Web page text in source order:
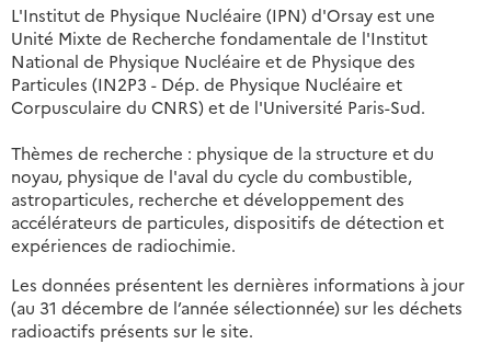
L'Institut de Physique Nucléaire (IPN) d'Orsay est une
Unité Mixte de Recherche fondamentale de l'Institut
National de Physique Nucléaire et de Physique des
Particules (IN2P3 - Dép. de Physique Nucléaire et
Corpusculaire du CNRS) et de l'Université Paris-Sud.
Thèmes de recherche : physique de la structure et du
noyau, physique de l'aval du cycle du combustible,
astroparticules, recherche et développement des
accélérateurs de particules, dispositifs de détection et
expériences de radiochimie.
Les données présentent les dernières informations à jour
(au 31 décembre de l’année sélectionnée) sur les déchets
radioactifs présents sur le site.